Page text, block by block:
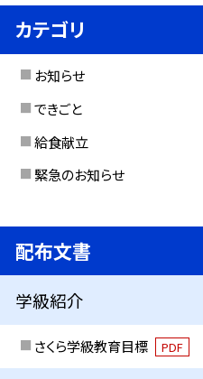
カテゴリ
お知らせ
できごと
給食献立
緊急のお知らせ
配布文書
学級紹介
さくら学級教育目標 PDF